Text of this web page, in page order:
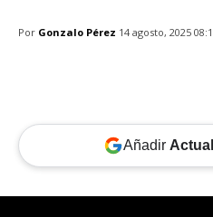
Por Gonzalo Pérez 14 agosto, 2025
Añadir